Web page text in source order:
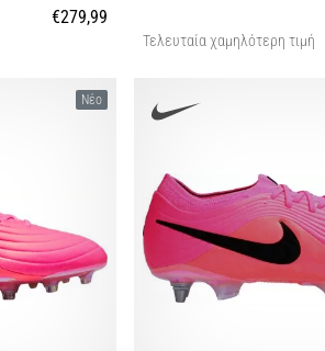
€279,99
Τελευταία χαμηλότερη τιμή
Νέο